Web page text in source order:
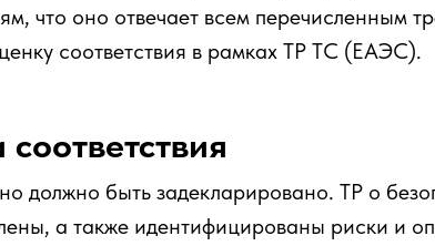
что оно отвечает всем
соответствия в рамках ТР ТС (ЕАЭС).
должно быть задекларировано. ТР о
а также идентифицированы риски и